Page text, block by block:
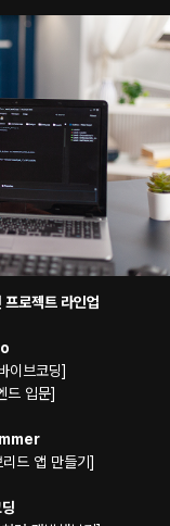
프로젝트 라인업
이브코딩]
드 입문]
드 앱 만들기]